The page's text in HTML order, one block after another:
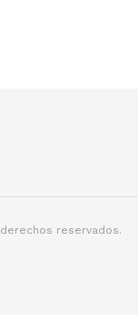
reservados.